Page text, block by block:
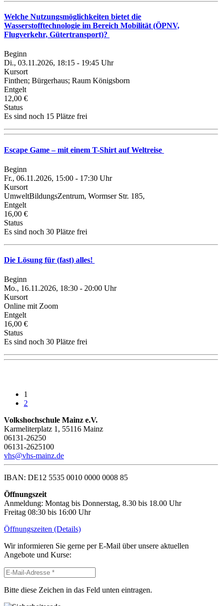
Welche Nutzungsmöglichkeiten bietet die
Wasserstofftechnologie im Bereich Mobilität (ÖPNV,
Flugverkehr, Gütertransport)?
Beginn
Di., 03.11.2026, 18:15 - 19:45 Uhr
Kursort
Finthen; Bürgerhaus; Raum Königsborn
Entgelt
12,00 €
Status
Es sind noch 15 Plätze frei
Escape Game – mit einem T-Shirt auf Weltreise
Beginn
Fr., 06.11.2026, 15:00 - 17:30 Uhr
Kursort
UmweltBildungsZentrum, Wormser Str. 185,
Entgelt
16,00 €
Status
Es sind noch 30 Plätze frei
Die Lösung für (fast) alles!
Beginn
Mo., 16.11.2026, 18:30 - 20:00 Uhr
Kursort
Online mit Zoom
Entgelt
16,00 €
Status
Es sind noch 30 Plätze frei
1
2
Volkshochschule Mainz e.V.
Karmeliterplatz 1, 55116 Mainz
06131-26250
06131-2625100
vhs@vhs-mainz.de
IBAN: DE12 5535 0010 0000 0008 85
Öffnungszeit
Anmeldung: Montag bis Donnerstag, 8.30 bis 18.00 Uhr
Freitag 08:30 bis 16:00 Uhr
Öffnungszeiten (Details)
Wir informieren Sie gerne per E-Mail über unsere aktuellen
Angebote und Kurse:
Bitte diese Zeichen in das Feld unten eintragen.